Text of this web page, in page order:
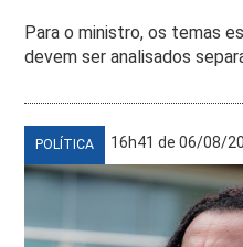
Para o ministro, os temas
devem ser analisados
POLÍTICA 16h41 de 06/08/